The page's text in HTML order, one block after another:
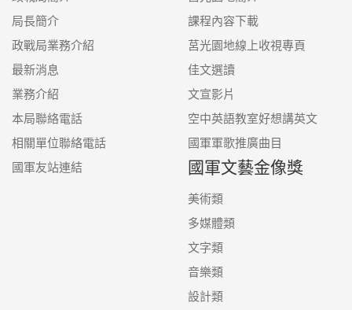
局長簡介
政戰局業務介紹
最新消息
業務介紹
本局聯絡電話
相關單位聯絡電話
國軍友站連結
課程內容下載
莒光園地線上收視專頁
佳文選讀
文宣影片
空中英語教室好想講英文
國軍軍歌推廣曲目
國軍文藝金像獎
美術類
多媒體類
文字類
音樂類
設計類